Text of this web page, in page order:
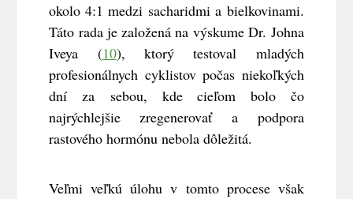
okolo 4:1 medzi sacharidmi a bielkovinami.
Táto rada je založená na výskume Dr. Johna
Iveya (10), ktorý testoval mladých
profesionálnych cyklistov počas niekoľkých
dní za sebou, kde cieľom bolo čo
najrýchlejšie zregenerovať a podpora
rastového hormónu nebola dôležitá.
Veľmi veľkú úlohu v tomto procese však